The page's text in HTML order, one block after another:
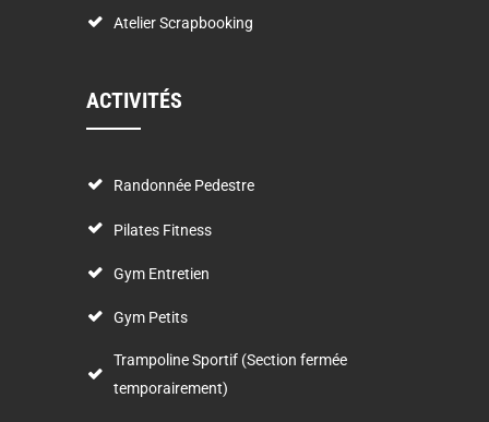
Atelier Scrapbooking
ACTIVITÉS
Randonnée Pedestre
Pilates Fitness
Gym Entretien
Gym Petits
Trampoline Sportif (Section fermée
temporairement)